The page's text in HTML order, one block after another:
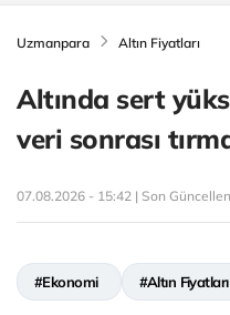
Uzmanpara Altın Fiyatları
Altında sert
veri sonrası
07.08.2026 - 15:42 | Son
#Ekonomi #Altın Fiyatları